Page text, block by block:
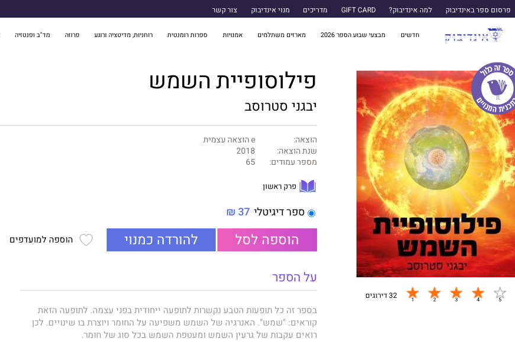
פרסום ספר באינדיבוק למה אינדיבוק? GIFT CARD מדריכים מנוי אינדיבוק צור קשר
חדשים מבצעי שבוע הספר 2026 מארזים משתלמים אמנויות ספרות רומנטית רוחניות, מדיטציה ורוגע פרוזה מד"ב ופנטזיה
32 דירוגים
פילוסופיית השמש
יבגני סטרוסב
הוצאה:
e הוצאה עצמית
שנת הוצאה:
2018
מספר עמודים:
65
פרק ראשון
ספר דיגיטלי 37 ₪
הוספה לסל להורדה כמנוי הוספה למועדפים
על הספר
בספר זה כל תופעות הטבע נקשרות לתופעה ייחודית בפני עצמה. לתופעה הזאת
קוראים: "שמש". האנרגיה של השמש משפיעה על החומר ויוצרת בו שינויים. לכן
רואים עקבות של גרעין השמש ומעטפת השמש בכל סוג של חומר.